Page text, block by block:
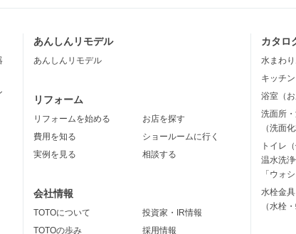
あんしんリモデル
あんしんリモデル
リフォーム
リフォームを始める
費用を知る
実例を見る
お店を探す
ショールームに行く
相談する
会社情報
TOTOについて
TOTOの歩み
投資家・IR情報
採用情報
カタロ
水まわ
キッチン
浴室（お
洗面所
（洗面
トイレ
温水洗
「ウォ
水栓金具
（水栓